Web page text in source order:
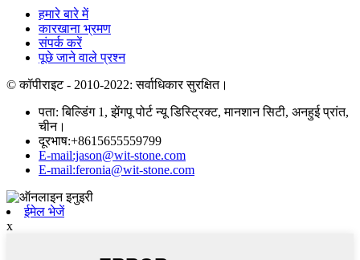
हमारे बारे में
कारखाना भ्रमण
संपर्क करें
पूछे जाने वाले प्रश्न
© कॉपीराइट - 2010-2022: सर्वाधिकार सुरक्षित।
पता: बिल्डिंग 1, झेंगपू पोर्ट न्यू डिस्ट्रिक्ट, मानशान सिटी, अनहुई प्रांत,
चीन।
दूरभाष:+8615655559799
E-mail:jason@wit-stone.com
E-mail:feronia@wit-stone.com
ईमेल भेजें
x